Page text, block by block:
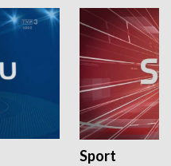
Sport